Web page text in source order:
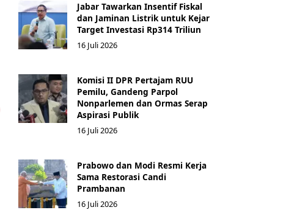
Jabar Tawarkan Insentif Fiskal
dan Jaminan Listrik untuk Kejar
Target Investasi Rp314 Triliun
16 Juli 2026
Komisi II DPR Pertajam RUU
Pemilu, Gandeng Parpol
Nonparlemen dan Ormas Serap
Aspirasi Publik
16 Juli 2026
Prabowo dan Modi Resmi Kerja
Sama Restorasi Candi
Prambanan
16 Juli 2026